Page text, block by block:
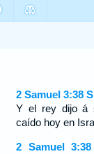
2 Samuel 3:38
Y el rey dijo á
caído hoy en
2 Samuel